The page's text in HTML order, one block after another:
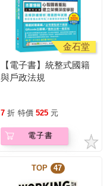
金石堂
【電子書】統整式國籍
與戶政法規
7 折 特價 525 元
電子書
TOP 47